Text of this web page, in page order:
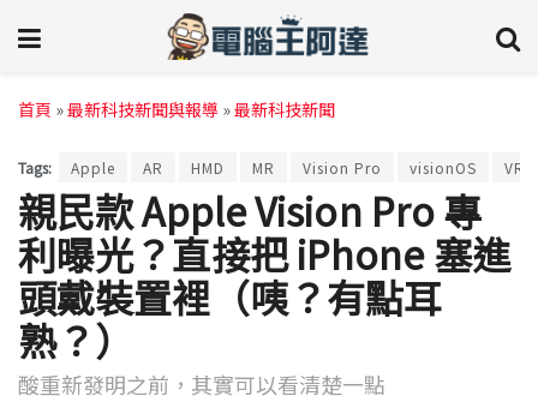
首頁 »最新科技新聞與報導 »最新科技新聞
Tags: Apple AR HMD MR Vision Pro visionOS VR
親民款 Apple Vision Pro 專
利曝光？直接把 iPhone 塞進
頭戴裝置裡（咦？有點耳
熟？）
酸重新發明之前，其實可以看清楚一點